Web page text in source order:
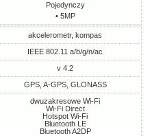
Pojedynczy
• 5MP
akcelerometr, kompas
IEEE 802.11 a/b/g/n/ac
v 4.2
GPS, A-GPS, GLONASS
dwuzakresowe Wi-Fi
Wi-Fi Direct
Hotspot Wi-Fi
Bluetooth LE
Bluetooth A2DP